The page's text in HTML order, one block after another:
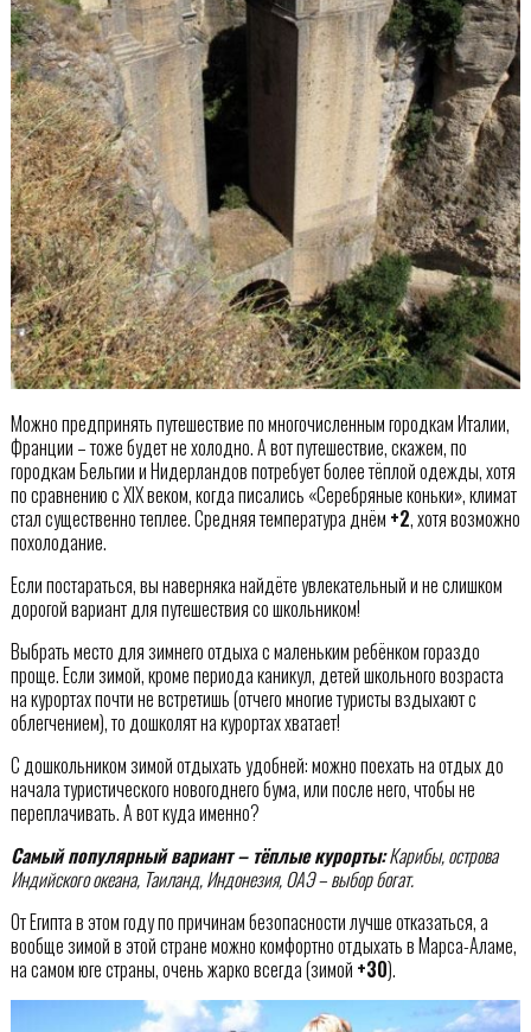
Можно предпринять путешествие по многочисленным городкам Италии,
Франции – тоже будет не холодно. А вот путешествие, скажем, по
городкам Бельгии и Нидерландов потребует более тёплой одежды, хотя
по сравнению с XIX веком, когда писались «Серебряные коньки», климат
стал существенно теплее. Средняя температура днём +2, хотя возможно
похолодание.
Если постараться, вы наверняка найдёте увлекательный и не слишком
дорогой вариант для путешествия со школьником!
Выбрать место для зимнего отдыха с маленьким ребёнком гораздо
проще. Если зимой, кроме периода каникул, детей школьного возраста
на курортах почти не встретишь (отчего многие туристы вздыхают с
облегчением), то дошколят на курортах хватает!
С дошкольником зимой отдыхать удобней: можно поехать на отдых до
начала туристического новогоднего бума, или после него, чтобы не
переплачивать. А вот куда именно?
Самый популярный вариант – тёплые курорты:Карибы, острова
Индийского океана, Таиланд, Индонезия, ОАЭ – выбор богат.
От Египта в этом году по причинам безопасности лучше отказаться, а
вообще зимой в этой стране можно комфортно отдыхать в Марса-Аламе,
на самом юге страны, очень жарко всегда (зимой +30).